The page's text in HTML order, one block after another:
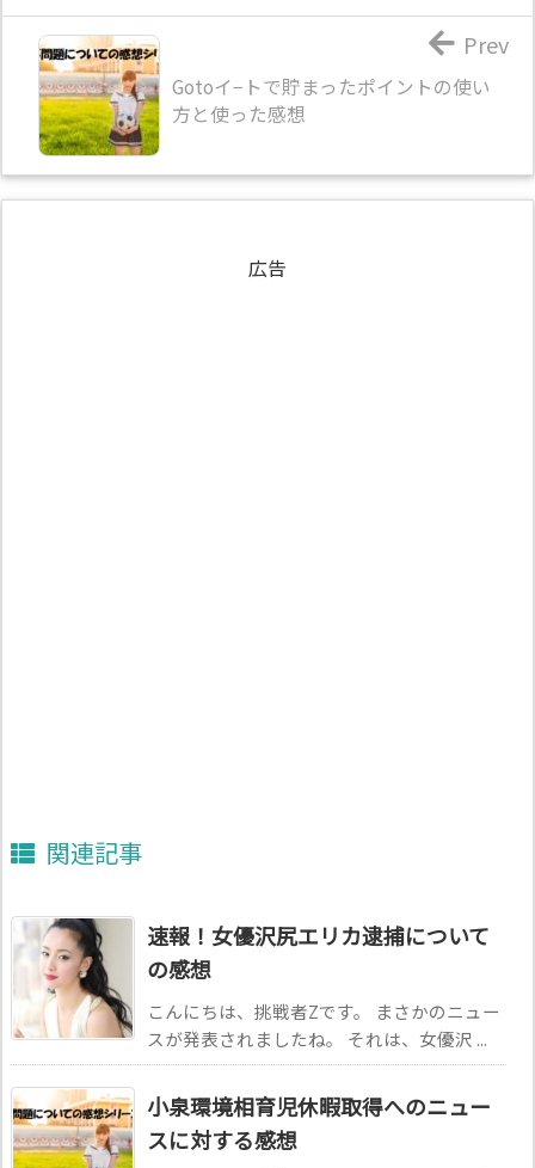
Gotoイ−トで貯まったポイントの使い
方と使った感想
Prev
広告
関連記事
速報！女優沢尻エリカ逮捕について
の感想
こんにちは、挑戦者Zです。 まさかのニュー
スが発表されましたね。 それは、女優沢 ...
小泉環境相育児休暇取得へのニュー
スに対する感想